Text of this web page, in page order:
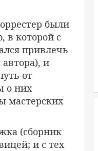
были
в которой с
привлечь
и
от
о них
мастерских
(сборник
и с тех